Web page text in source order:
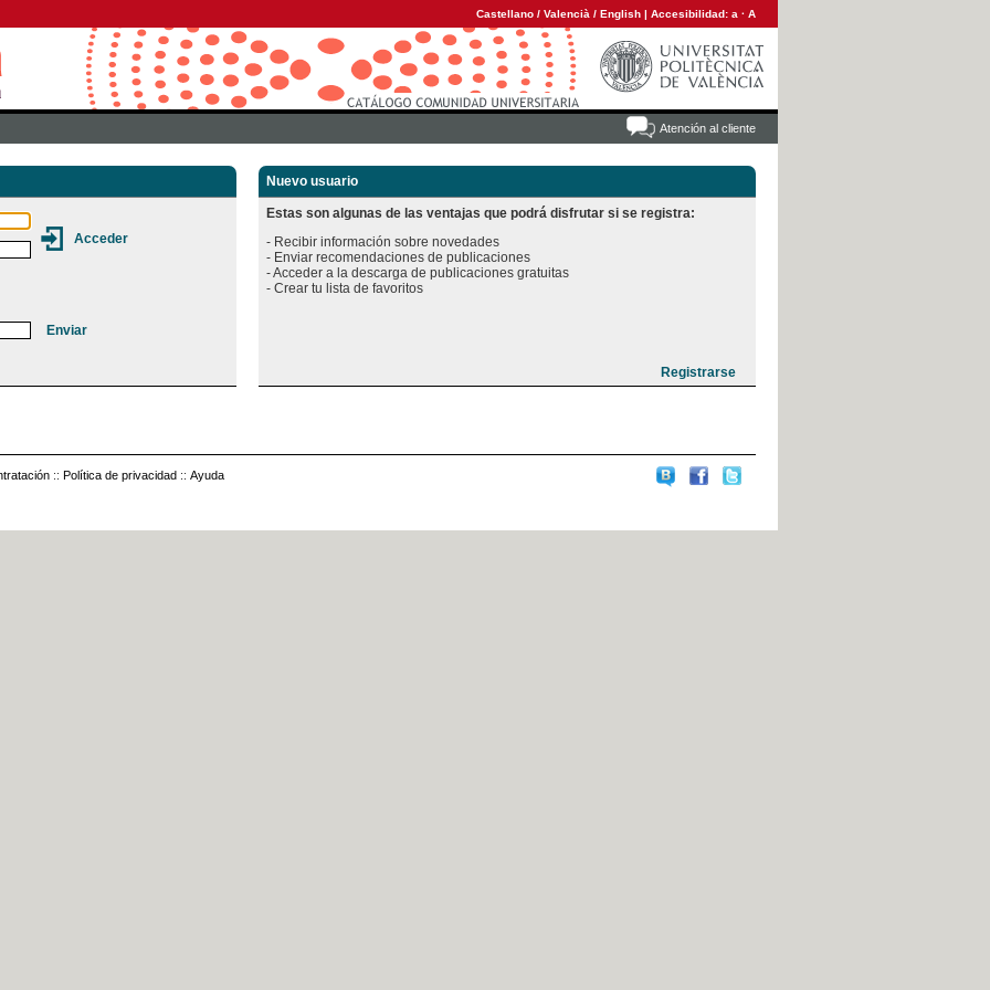
Castellano / Valencià / English | Accesibilidad: a · A
Atención al cliente
Nuevo usuario
Estas son algunas de las ventajas que podrá disfrutar si se registra:
- Recibir información sobre novedades
- Enviar recomendaciones de publicaciones
- Acceder a la descarga de publicaciones gratuitas
:: Política de privacidad :: Ayuda